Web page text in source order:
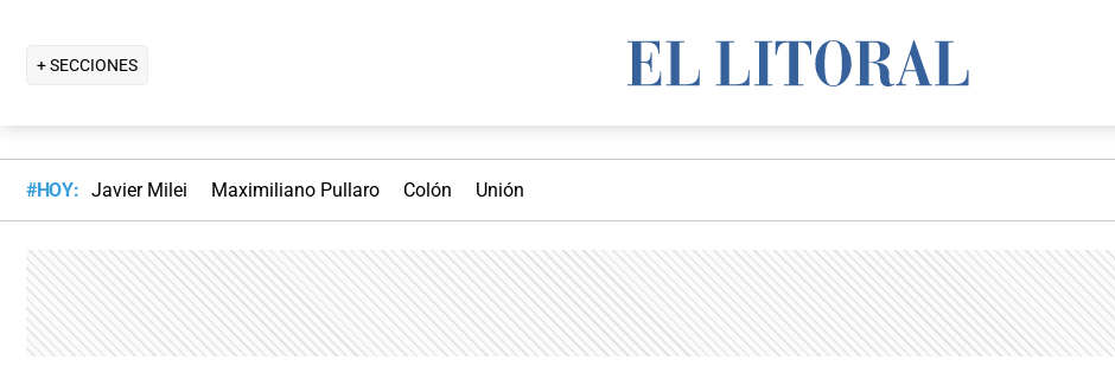
+ SECCIONES
#HOY: Javier Milei Maximiliano Pullaro Colón Unión